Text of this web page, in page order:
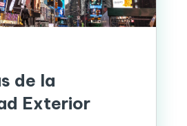
de la
Exterior